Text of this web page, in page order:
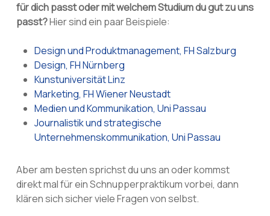
für dich passt oder mit welchem Studium du gut zu uns
passt?Hier sind ein paar Beispiele:
Design und Produktmanagement, FH Salzburg
Design, FH Nürnberg
Kunstuniversität Linz
Marketing, FH Wiener Neustadt
Medien und Kommunikation, Uni Passau
Journalistik und strategische
Unternehmenskommunikation, Uni Passau
Aber am besten sprichst du uns an oder kommst
direkt mal für ein Schnupperpraktikum vorbei, dann
klären sich sicher viele Fragen von selbst.